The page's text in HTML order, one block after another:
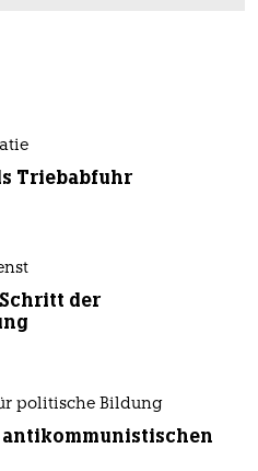
Triebabfuhr
der
politische Bildung
antikommunistischen